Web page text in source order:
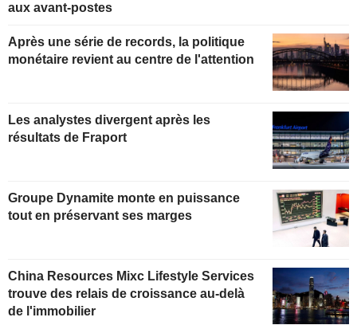
aux avant-postes
Après une série de records, la politique
monétaire revient au centre de l'attention
Les analystes divergent après les
résultats de Fraport
Groupe Dynamite monte en puissance
tout en préservant ses marges
China Resources Mixc Lifestyle Services
trouve des relais de croissance au-delà
de l'immobilier